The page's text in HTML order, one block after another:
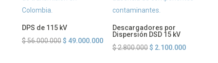
DPS de 115 kV
$56.000.000 El
$ 49.000.000El
precio
Descargadores por
Dispersión DSD 15 kV
$2.800.000El
$ 2.100.000El